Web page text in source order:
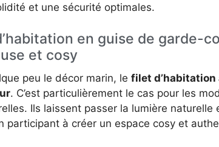
et une sécurité optimales.
en guise de garde-
et cosy
peu le décor marin, le filet d’habitation
. C’est particulièrement le cas pour les
Ils laissent passer la lumière naturelle
participant à créer un espace cosy et